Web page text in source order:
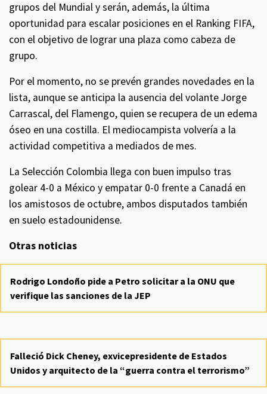
grupos del Mundial y serán, además, la última
oportunidad para escalar posiciones en el Ranking FIFA,
con el objetivo de lograr una plaza como cabeza de
grupo.
Por el momento, no se prevén grandes novedades en la
lista, aunque se anticipa la ausencia del volante Jorge
Carrascal, del Flamengo, quien se recupera de un edema
óseo en una costilla. El mediocampista volvería a la
actividad competitiva a mediados de mes.
La Selección Colombia llega con buen impulso tras
golear 4-0 a México y empatar 0-0 frente a Canadá en
los amistosos de octubre, ambos disputados también
en suelo estadounidense.
Otras noticias
Rodrigo Londoño pide a Petro solicitar a la ONU que
verifique las sanciones de la JEP
Falleció Dick Cheney, exvicepresidente de Estados
Unidos y arquitecto de la “guerra contra el terrorismo”